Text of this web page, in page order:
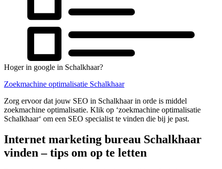
Hoger in google in Schalkhaar?
Zoekmachine optimalisatie Schalkhaar
Zorg ervoor dat jouw SEO in Schalkhaar in orde is middel
zoekmachine optimalisatie. Klik op ‘zoekmachine optimalisatie
Schalkhaar‘ om een SEO specialist te vinden die bij je past.
Internet marketing bureau Schalkhaar
vinden – tips om op te letten